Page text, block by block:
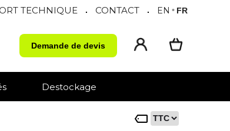
TECHNIQUE . CONTACT . EN • FR
Demande de devis
Destockage